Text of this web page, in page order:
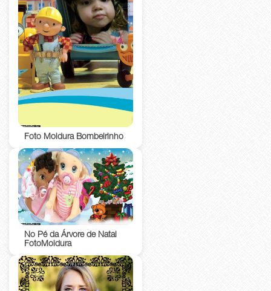
Foto Moldura Bombeirinho
No Pé da Árvore de Natal
FotoMoldura